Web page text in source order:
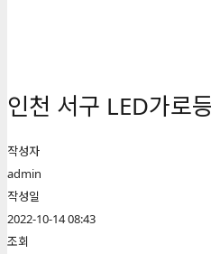
인천 서구 LED가로
작성자
admin
작성일
2022-10-14 08:43
조회